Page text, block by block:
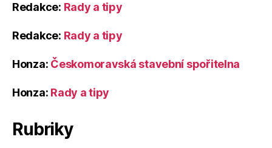
Redakce: Rady a tipy
Redakce: Rady a tipy
Honza: Českomoravská stavební spořitelna
Honza: Rady a tipy
Rubriky